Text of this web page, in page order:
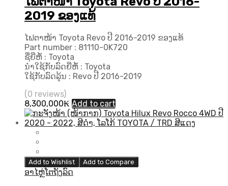
2019 ຂອງແທ້
ໄຟຕາໜ້າ Toyota Revo ປີ 2016-2019 ຂອງແທ້
Part number : 81110-0K720
ຊື່ຍີ່ຫໍ້ : Toyota
ນຳໃຊ້ກັບລົດຍີ່ຫໍ້ : Toyota
ໃຊ້ກັບລົດລຸ້ນ : Revo ປີ 2016-2019
(0 reviews)
8,300,000₭ Add to cart
Add to Wishlist Add to Compare
ອາໄຫຼ່ໂຕຖັງລົດ